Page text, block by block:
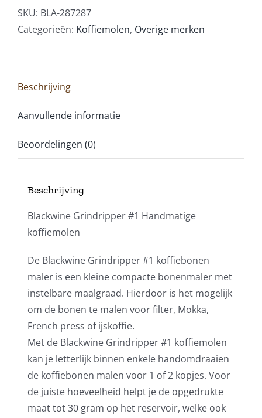
SKU: BLA-287287
Categorieën: Koffiemolen, Overige merken
Beschrijving
Aanvullende informatie
Beoordelingen (0)
Beschrijving
Blackwine Grindripper #1 Handmatige
koffiemolen
De Blackwine Grindripper #1 koffiebonen
maler is een kleine compacte bonenmaler met
instelbare maalgraad. Hierdoor is het mogelijk
om de bonen te malen voor filter, Mokka,
French press of ijskoffie.
Met de Blackwine Grindripper #1 koffiemolen
kan je letterlijk binnen enkele handomdraaien
de koffiebonen malen voor 1 of 2 kopjes. Voor
de juiste hoeveelheid helpt je de opgedrukte
maat tot 30 gram op het reservoir, welke ook